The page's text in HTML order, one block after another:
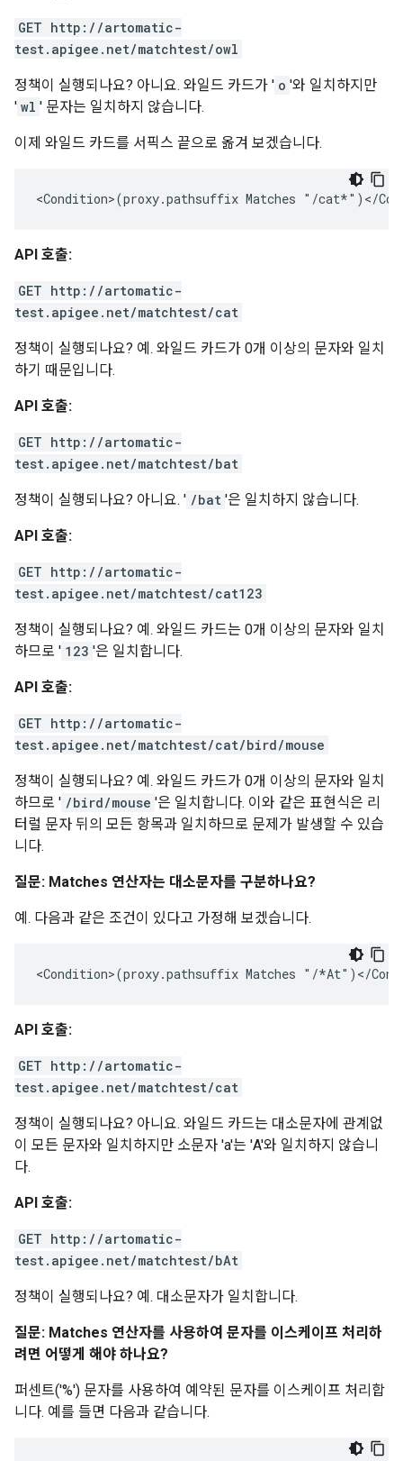
GET http://artomatic-
test.apigee.net/matchtest/owl
정책이 실행되나요? 아니요. 와일드 카드가 ' o '와 일치하지만
' wl ' 문자는 일치하지 않습니다.
이제 와일드 카드를 서픽스 끝으로 옮겨 보겠습니다.
<Condition>(proxy.pathsuffix Matches "/cat*")</
API 호출:
GET http://artomatic-
test.apigee.net/matchtest/cat
정책이 실행되나요? 예. 와일드 카드가 0개 이상의 문자와 일치
하기 때문입니다.
API 호출:
GET http://artomatic-
test.apigee.net/matchtest/bat
정책이 실행되나요? 아니요. ' /bat '은 일치하지 않습니다.
API 호출:
GET http://artomatic-
test.apigee.net/matchtest/cat123
정책이 실행되나요? 예. 와일드 카드는 0개 이상의 문자와 일치
하므로 ' 123 '은 일치합니다.
API 호출:
GET http://artomatic-
test.apigee.net/matchtest/cat/bird/mouse
정책이 실행되나요? 예. 와일드 카드가 0개 이상의 문자와 일치
하므로 ' /bird/mouse '은 일치합니다. 이와 같은 표현식은 리
터럴 문자 뒤의 모든 항목과 일치하므로 문제가 발생할 수 있습
니다.
질문: Matches 연산자는 대소문자를 구분하나요?
예. 다음과 같은 조건이 있다고 가정해 보겠습니다.
<Condition>(proxy.pathsuffix Matches "/*At")</
API 호출:
GET http://artomatic-
test.apigee.net/matchtest/cat
정책이 실행되나요? 아니요. 와일드 카드는 대소문자에 관계없
이 모든 문자와 일치하지만 소문자 'a'는 'A'와 일치하지 않습니
다.
API 호출:
GET http://artomatic-
test.apigee.net/matchtest/bAt
정책이 실행되나요? 예. 대소문자가 일치합니다.
질문: Matches 연산자를 사용하여 문자를 이스케이프 처리하
려면 어떻게 해야 하나요?
퍼센트('%') 문자를 사용하여 예약된 문자를 이스케이프 처리합
니다. 예를 들면 다음과 같습니다.